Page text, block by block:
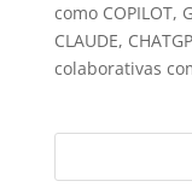
como COPILOT,
CLAUDE,
colaborativas